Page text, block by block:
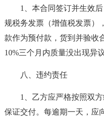
1、本合同签订并生效
规税务发票（增值税发票）
款作为预付款，货到并验收
10%三个月内质量没出现异
八、违约责任
1、乙方应严格按照双
保证交付。每逾期一天，应